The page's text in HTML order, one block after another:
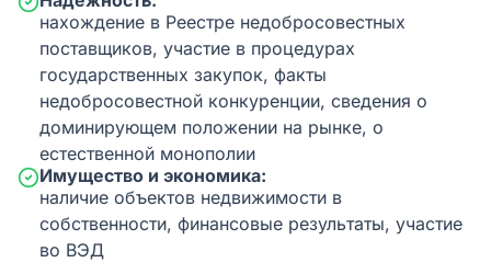
нахождение в Реестре недобросовестных
поставщиков, участие в процедурах
государственных закупок, факты
недобросовестной конкуренции, сведения о
доминирующем положении на рынке, о
естественной монополии
Имущество и экономика:
наличие объектов недвижимости в
собственности, финансовые результаты, участие
во ВЭД